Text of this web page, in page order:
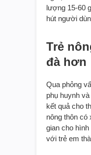
lượng 15-60
hút người
Trẻ
đà hơn
Qua phỏng
phụ huynh
kết quả cho
nông thôn có
gian cho
với trẻ em